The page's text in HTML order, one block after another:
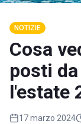
NOTIZIE
Cosa
posti
l'estate
17 marzo 2024